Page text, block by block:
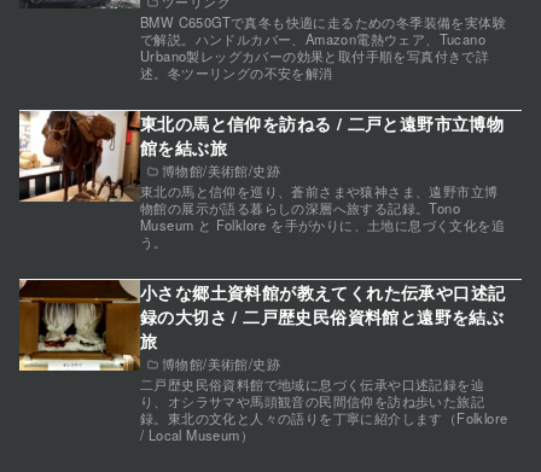
BMW C650GTで真冬も快適に走るための冬季装備を実体験
で解説。ハンドルカバー、Amazon電熱ウェア、Tucano
Urbano製レッグカバーの効果と取付手順を写真付きで詳
述。冬ツーリングの不安を解消
博物館/美術館/史跡
東北の馬と信仰を訪ねる / 二戸と遠野市立博物
館を結ぶ旅
東北の馬と信仰を巡り、蒼前さまや猿神さま、遠野市立博
物館の展示が語る暮らしの深層へ旅する記録。Tono
Museum と Folklore を手がかりに、土地に息づく文化を追
う。
博物館/美術館/史跡
小さな郷土資料館が教えてくれた伝承や口述記
録の大切さ / 二戸歴史民俗資料館と遠野を結ぶ
旅
二戸歴史民俗資料館で地域に息づく伝承や口述記録を辿
り、オシラサマや馬頭観音の民間信仰を訪ね歩いた旅記
録。東北の文化と人々の語りを丁寧に紹介します（Folklore
/ Local Museum）